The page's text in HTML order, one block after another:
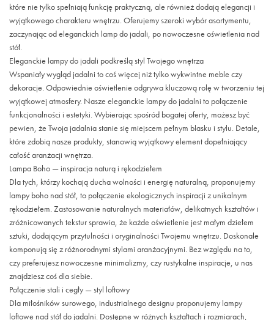
które nie tylko spełniają funkcję praktyczną, ale również dodają elegancji i
wyjątkowego charakteru wnętrzu. Oferujemy szeroki wybór asortymentu,
zaczynając od eleganckich lamp do jadali, po nowoczesne oświetlenia nad
stół.
Eleganckie lampy do jadali podkreślą styl Twojego wnętrza
Wspaniały wygląd jadalni to coś więcej niż tylko wykwintne meble czy
dekoracje. Odpowiednie oświetlenie odgrywa kluczową rolę w tworzeniu tej
wyjątkowej atmosfery. Nasze eleganckie lampy do jadalni to połączenie
funkcjonalności i estetyki. Wybierając spośród bogatej oferty, możesz być
pewien, że Twoja jadalnia stanie się miejscem pełnym blasku i stylu. Detale,
które zdobią nasze produkty, stanowią wyjątkowy element dopełniający
całość aranżacji wnętrza.
Lampa Boho — inspiracja naturą i rękodziełem
Dla tych, którzy kochają ducha wolności i energię naturalną, proponujemy
lampy boho nad stół, to połączenie ekologicznych inspiracji z unikalnym
rękodziełem. Zastosowanie naturalnych materiałów, delikatnych kształtów i
zróżnicowanych tekstur sprawia, że każde oświetlenie jest małym dziełem
sztuki, dodającym przytulności i oryginalności Twojemu wnętrzu. Doskonale
komponują się z różnorodnymi stylami aranżacyjnymi. Bez względu na to,
czy preferujesz nowoczesne minimalizmy, czy rustykalne inspiracje, u nas
znajdziesz coś dla siebie.
Połączenie stali i cegły — styl loftowy
Dla miłośników surowego, industrialnego designu proponujemy lampy
loftowe nad stół do jadalni. Dostępne w różnych kształtach i rozmiarach,